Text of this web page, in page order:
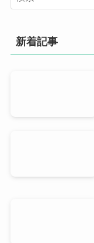
カ
ブ
新着記事